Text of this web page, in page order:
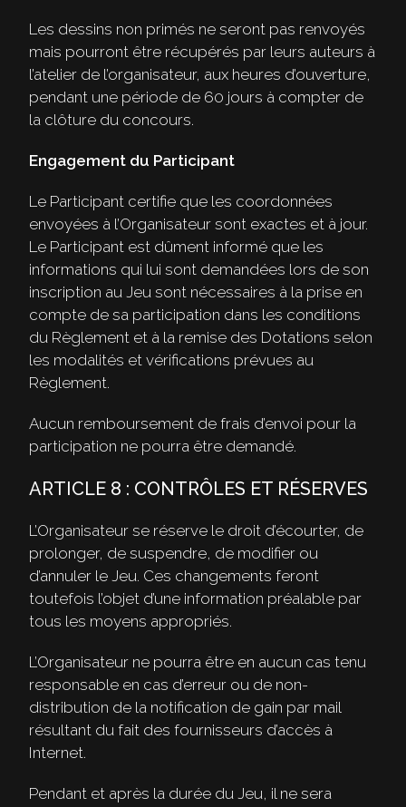
Les dessins non primés ne seront pas renvoyés
mais pourront être récupérés par leurs auteurs à
l’atelier de l’organisateur, aux heures d’ouverture,
pendant une période de 60 jours à compter de
la clôture du concours.
Engagement du Participant
Le Participant certifie que les coordonnées
envoyées à l’Organisateur sont exactes et à jour.
Le Participant est dûment informé que les
informations qui lui sont demandées lors de son
inscription au Jeu sont nécessaires à la prise en
compte de sa participation dans les conditions
du Règlement et à la remise des Dotations selon
les modalités et vérifications prévues au
Règlement.
Aucun remboursement de frais d’envoi pour la
participation ne pourra être demandé.
ARTICLE 8 : CONTRÔLES ET RÉSERVES
L’Organisateur se réserve le droit d’écourter, de
prolonger, de suspendre, de modifier ou
d’annuler le Jeu. Ces changements feront
toutefois l’objet d’une information préalable par
tous les moyens appropriés.
L’Organisateur ne pourra être en aucun cas tenu
responsable en cas d’erreur ou de non-
distribution de la notification de gain par mail
résultant du fait des fournisseurs d’accès à
Internet.
Pendant et après la durée du Jeu, il ne sera